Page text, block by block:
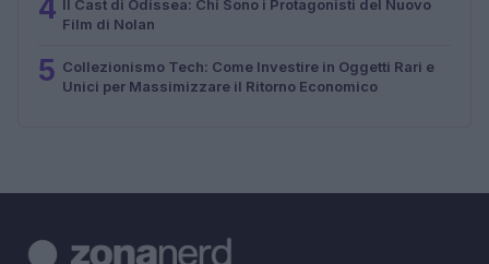
4
Il Cast di Odissea: Chi Sono i Protagonisti del Nuovo
Film di Nolan
5 Collezionismo Tech: Come Investire in Oggetti Rari e
Unici per Massimizzare il Ritorno Economico